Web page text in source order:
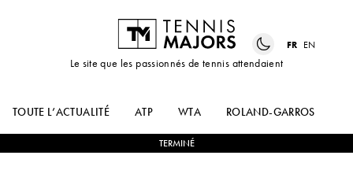
Le site que les passionnés de tennis attendaient
FR EN
TOUTE L’ACTUALITÉ ATP WTA ROLAND-GARROS
TERMINÉ